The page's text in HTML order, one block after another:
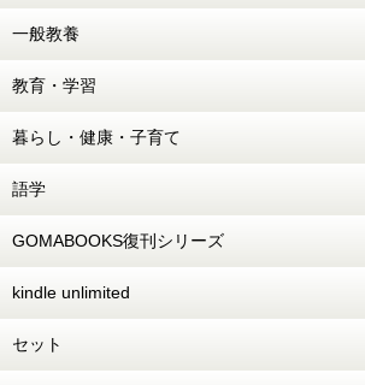
一般教養
教育・学習
暮らし・健康・子育て
語学
GOMABOOKS復刊シリーズ
kindle unlimited
セット